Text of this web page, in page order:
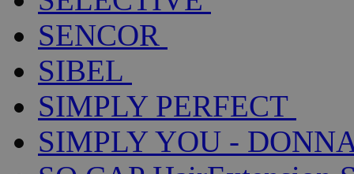
SENCOR
SIBEL
SIMPLY PERFECT
SIMPLY YOU -